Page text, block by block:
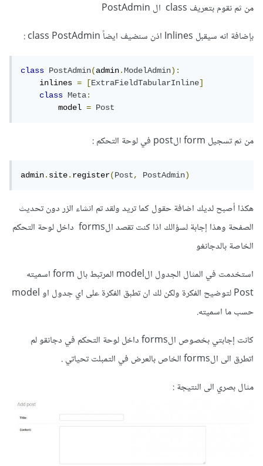
من ثم نقوم بتعريف class ال PostAdmin
بإضافة انه سيقبل Inlines اذن سنضيف ايضاً class PostAdmin :
class PostAdmin(admin.ModelAdmin):
    inlines
= [ExtraFieldTabularInline]
class
Meta:
        model
= Post
من ثم تسجيل form الpost في لوحة التحكم :
admin.site.register(Post, PostAdmin)
هكذا أصبح لديك اضافة حقول كما تريد ولقد تم انشاء الزر دون تحديث
الصفحة وهذا إجابة لسؤالك اذا كنت تقصد الforms داخل لوحة التحكم
الخاصة بالدجانغو
استخدمت في المثال الجدول الmodel المرتبط بال form اسميته
Post لتوضيح الفكرة ولكن لك ان تطبق الفكرة على اي جدول او model
حسب ما اسميته.
كانت إجابتي بخصوص الforms داخل لوحة التحكم في دجانقو لم
اتطرق الى الforms الخاص بالعرض في التمبلت تحياتي .
مثال بصري الى النتيجة :